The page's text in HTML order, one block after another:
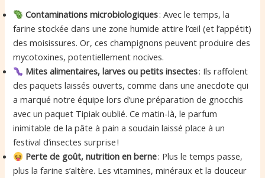
Contaminations microbiologiques: Avec le temps, la
farine stockée dans une zone humide attire l’œil (et l’appétit)
des moisissures. Or, ces champignons peuvent produire des
mycotoxines, potentiellement nocives.
Mites alimentaires, larves ou petits insectes: Ils raffolent
des paquets laissés ouverts, comme dans une anecdote qui
a marqué notre équipe lors d’une préparation de gnocchis
avec un paquet Tipiak oublié. Ce matin-là, le parfum
inimitable de la pâte à pain a soudain laissé place à un
festival d’insectes surprise !
Perte de goût, nutrition en berne: Plus le temps passe,
plus la farine s’altère. Les vitamines, minéraux et la douceur